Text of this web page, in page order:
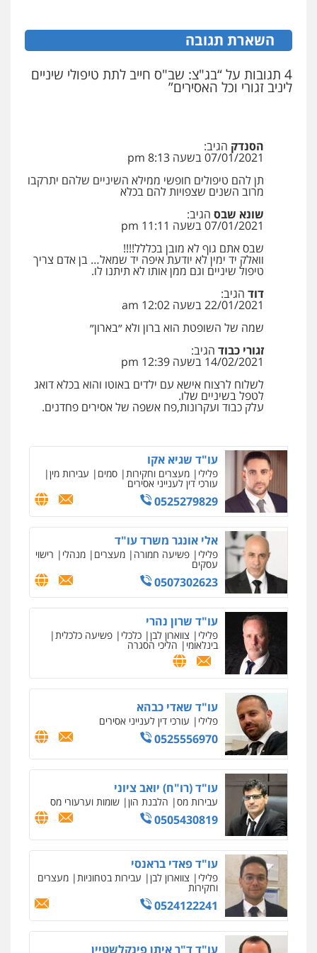
השארת תגובה
4 תגובות על “בג"צ: שב"ס חייב לתת טיפולי שיניים
ליניב זגורי וכל האסירים”
הסנדק הגיב:
07/01/2021 בשעה 8:13 pm
תן להם טיפולים חופשי ממילא השיניים שלהם יתרקבו
מרוב השנים שצפויות להם בכלא
שונא שבס הגיב:
07/01/2021 בשעה 11:11 pm
שבס אתם גוף לא מובן בכללל!!!!
וואלק יד ימין לא יודעת איפה יד שמאל… בן אדם צריך
טיפול שיניים וגם ממן אותו לא תיתנו לו.
דוד הגיב:
22/01/2021 בשעה 12:02 am
שמה של השופטת הוא ברון ולא ״בארון״
זגורי כבוד הגיב:
14/02/2021 בשעה 12:39 pm
לשלוח לרצוח אישא עם ילדים באוטו והוא בכלא דואג
לטפל בשיניים שלו.
עלק כבוד ועקרונות,פח אשפה של אסירים פחדנים.
עו"ד אבי כהן
פלילי פשיעה חמורה קטינים אלימות
סמים עבירות מין
0523647066
ויקי שמואל – משרד עו"ד
פלילי משפט פלילי
0528959600
קורל קרוז – עורך דין פלילי
0545437431
עו"ד עלי סעדי
פלילי פשיעה חמורה ליווי וייצוג בחקירות
ומעצרים
עו"ד תומר בנישתי
פלילי מעצרים וחקירות צווארון לבן פשיעה
חמורה
עו"ד שגיא אקו
פלילי מעצרים וחקירות סמים עבירות מין
עורכי דין לענייני אסירים
0525279829
אלי אונגר משרד עו"ד
פלילי פשיעה חמורה מעצרים מנהלי רישוי
עסקים
0507302623
עו"ד שרון נהרי
פלילי צווארון לבן כלכלי פשיעה כלכלית
בינלאומי הליכי הסגרה
עו"ד שאדי כבהא
פלילי עורכי דין לענייני אסירים
0525556970
עו"ד (רו"ח) יואב ציוני
עבירות מס הלבנת הון שומות וערעורי מס
0505430819
עו"ד פאדי בראנסי
פלילי צווארון לבן עבירות בטחוניות מעצרים
וחקירות
0524122241
עו"ד ד"ר איתן פינקלשטיין